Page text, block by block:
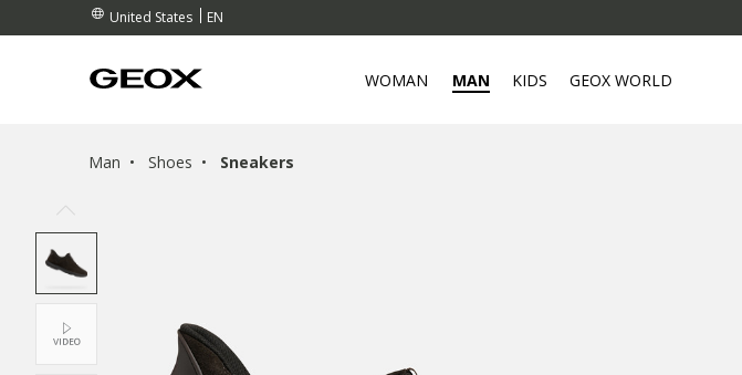
United States EN
WOMAN MAN KIDS GEOX WORLD
Man Shoes Sneakers